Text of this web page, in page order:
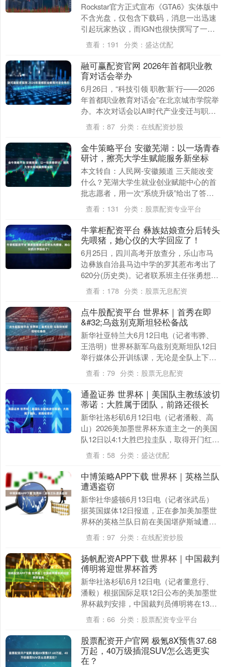
Rockstar官方正式宣布《GTA6》实体版中
不含光盘，仅包含下载码，消息一出迅速
引起玩家热议，而IGN也很快撰写了一篇
专栏文章，讨论Rockstar此举的用....
查看： 191 分类： 盛达优配
融可赢配资官网 2026年首都职业教
育对话会举办
6月26日，“科技引领 职教‘新’行——2026
年首都职业教育对话会”在北京城市学院举
办。本次对话会以AI时代产业变迁与职业
教育转型发展为主题，邀请京津冀地区
政....
查看： 87 分类： 在线配资炒股
金牛策略平台 安徽芜湖：以一场青春
研讨，擦亮大学生赋能服务新坐标
本文转自：人民网-安徽频道 三天能改变
什么？芜湖大学生就业创业赋能中心的首
批志愿者，用一次“系统升级”给出了答
案。 6月25日至27日，来自15所共建高校
的教师....
查看： 131 分类： 股票配资专业平台
牛掌柜配资平台 彝族姑娘查分后转头
先喂猪，她心仪的大学回应了！
6月25日，四川高考开放查分，乐山市马
边彝族自治县马边中学的罗其惹布考出了
620分(历史类)。记者联系班主任张勇想采
访惹布，正在喂猪的惹布在微信上提出请
求：“我....
查看： 178 分类： 股票无息配资
点牛股配资平台 世界杯｜首秀在即
&#32;乌兹别克斯坦轻松备战
新华社亚特兰大6月12日电（记者韦骅、
王浩明）世界杯新军乌兹别克斯坦队12日
举行媒体公开训练课，无论是全队上下还
是本国跟队记者，对于即将到来的世界杯
首秀都显得十....
查看： 79 分类： 股票无息配资
通盈证券 世界杯｜美国队主教练波切
蒂诺：大胜属于团队，前路还很长
新华社洛杉矶6月12日电（记者潘毅、高
山）2026美加墨世界杯东道主之一的美国
队12日以4:1大胜巴拉圭队，取得开门红。
主教练波切蒂诺赛后表示胜利属于全队，
但要....
查看： 58 分类： 盛达优配
中博策略APP下载 世界杯｜英格兰队
遭遇盗窃
新华社华盛顿6月13日电（记者张武岳）
据英国媒体12日报道，正在参加美加墨世
界杯的英格兰队日前在美国堪萨斯城遭遇
意外，运输球队训练装备的车辆遭遇盗
窃，被盗的包括....
查看： 97 分类： 在线配资炒股
扬帆配资APP下载 世界杯｜中国裁判
傅明将迎世界杯首秀
新华社洛杉矶6月12日电（记者董意行、
潘毅）根据国际足联12日公布的美加墨世
界杯裁判安排，中国裁判员傅明将在13日
澳大利亚队对阵土耳其队的小组赛中担任
辅助视频助....
查看： 66 分类： 股票配资专业平台
股票配资开户官网 极氪8X预售37.68
万起，40万级插混SUV怎么选更实
在？